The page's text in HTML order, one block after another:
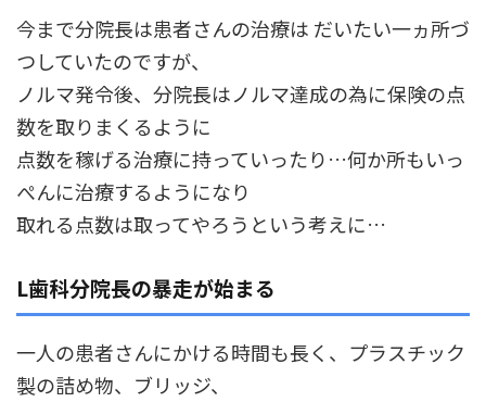
今まで分院長は患者さんの治療は だいたい一ヵ所づ
つしていたのですが、
ノルマ発令後、分院長はノルマ達成の為に保険の点
数を取りまくるように
点数を稼げる治療に持っていったり…何か所もいっ
ぺんに治療するようになり
取れる点数は取ってやろうという考えに…
L歯科分院長の暴走が始まる
一人の患者さんにかける時間も長く、プラスチック
製の詰め物、ブリッジ、